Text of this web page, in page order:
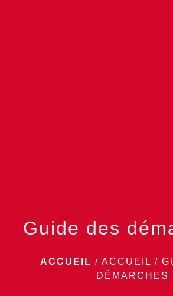
Guide des
ACCUEIL / ACCUEIL /
DÉMARCHES